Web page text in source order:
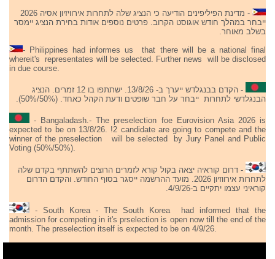
- מדינת הפיליפינים הודיעה כי הנציג שלה לתחרות אירוויזיון אסיה 2026
ייבחר במהלך חודש אוגוסט הקרוב. פרטים נוספים אודות בחירת הנציג יימסר
בשלב מאוחר.
- Philippines had informes us that there will be a national final
whereit's representates will be selected. Further news will be disclosed
in due course.
- הקדם בבנגלדש ייערך ב- 13/8/26. ישתתפו בו 12 זמרים. הנציג
הבנגלדשי לתחרות ייבחר על חבר שופטים ודעת הקהל כאחד. (50%/50%).
- Bangaladash.- The preselection foe Eurovision Asia 2026 is
expected to be on 13/8/26. !2 candidate are going to compete and the
winner of the preselection will be selected by Jury Panel and Public
Voting (50%/50%).
- דרום קוראיה יצאה בקול קורא לזמרים הרוצים להשתתף בקדם שלה
לתחרות אירווזיון 2026. מועד ההרשמה ייסגר בסוף החודש. והקדם הדרום
קוראיני עצמו יתקיים ב-4/9/26.
- South Korea - The South Korea had informed that the
admission for competing in it's prselection is open now till the end of the
month. The preselection itself is expected to be on 4/9/26.